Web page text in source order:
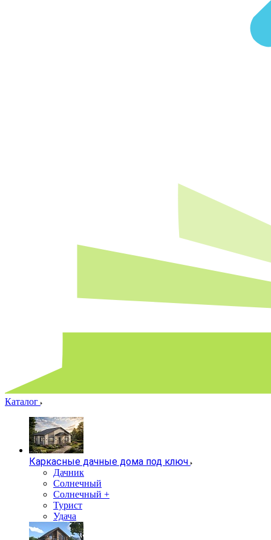
Каталог
Каркасные дачные дома под ключ
Дачник
Солнечный
Солнечный +
Турист
Удача